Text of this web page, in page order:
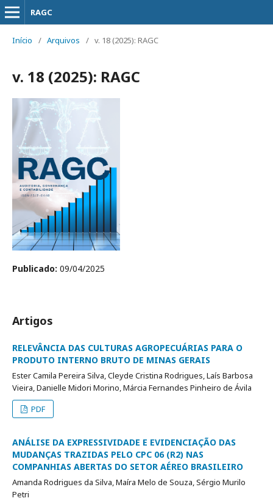
RAGC
Início / Arquivos / v. 18 (2025): RAGC
v. 18 (2025): RAGC
Publicado: 09/04/2025
Artigos
RELEVÂNCIA DAS CULTURAS AGROPECUÁRIAS PARA O
PRODUTO INTERNO BRUTO DE MINAS GERAIS
Ester Camila Pereira Silva, Cleyde Cristina Rodrigues, Laís Barbosa
Vieira, Danielle Midori Morino, Márcia Fernandes Pinheiro de Ávila
PDF
ANÁLISE DA EXPRESSIVIDADE E EVIDENCIAÇÃO DAS
MUDANÇAS TRAZIDAS PELO CPC 06 (R2) NAS
COMPANHIAS ABERTAS DO SETOR AÉREO BRASILEIRO
Amanda Rodrigues da Silva, Maíra Melo de Souza, Sérgio Murilo
Petri